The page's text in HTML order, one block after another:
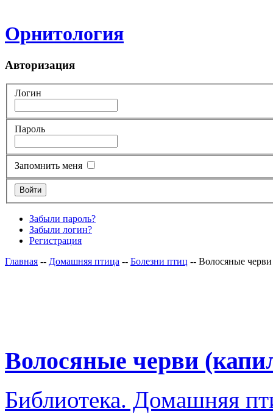
Орнитология
Авторизация
Логин
Пароль
Запомнить меня
Забыли пароль?
Забыли логин?
Регистрация
Главная -- Домашняя птица -- Болезни птиц -- Волосяные
Волосяные черви
Библиотека. Домашняя